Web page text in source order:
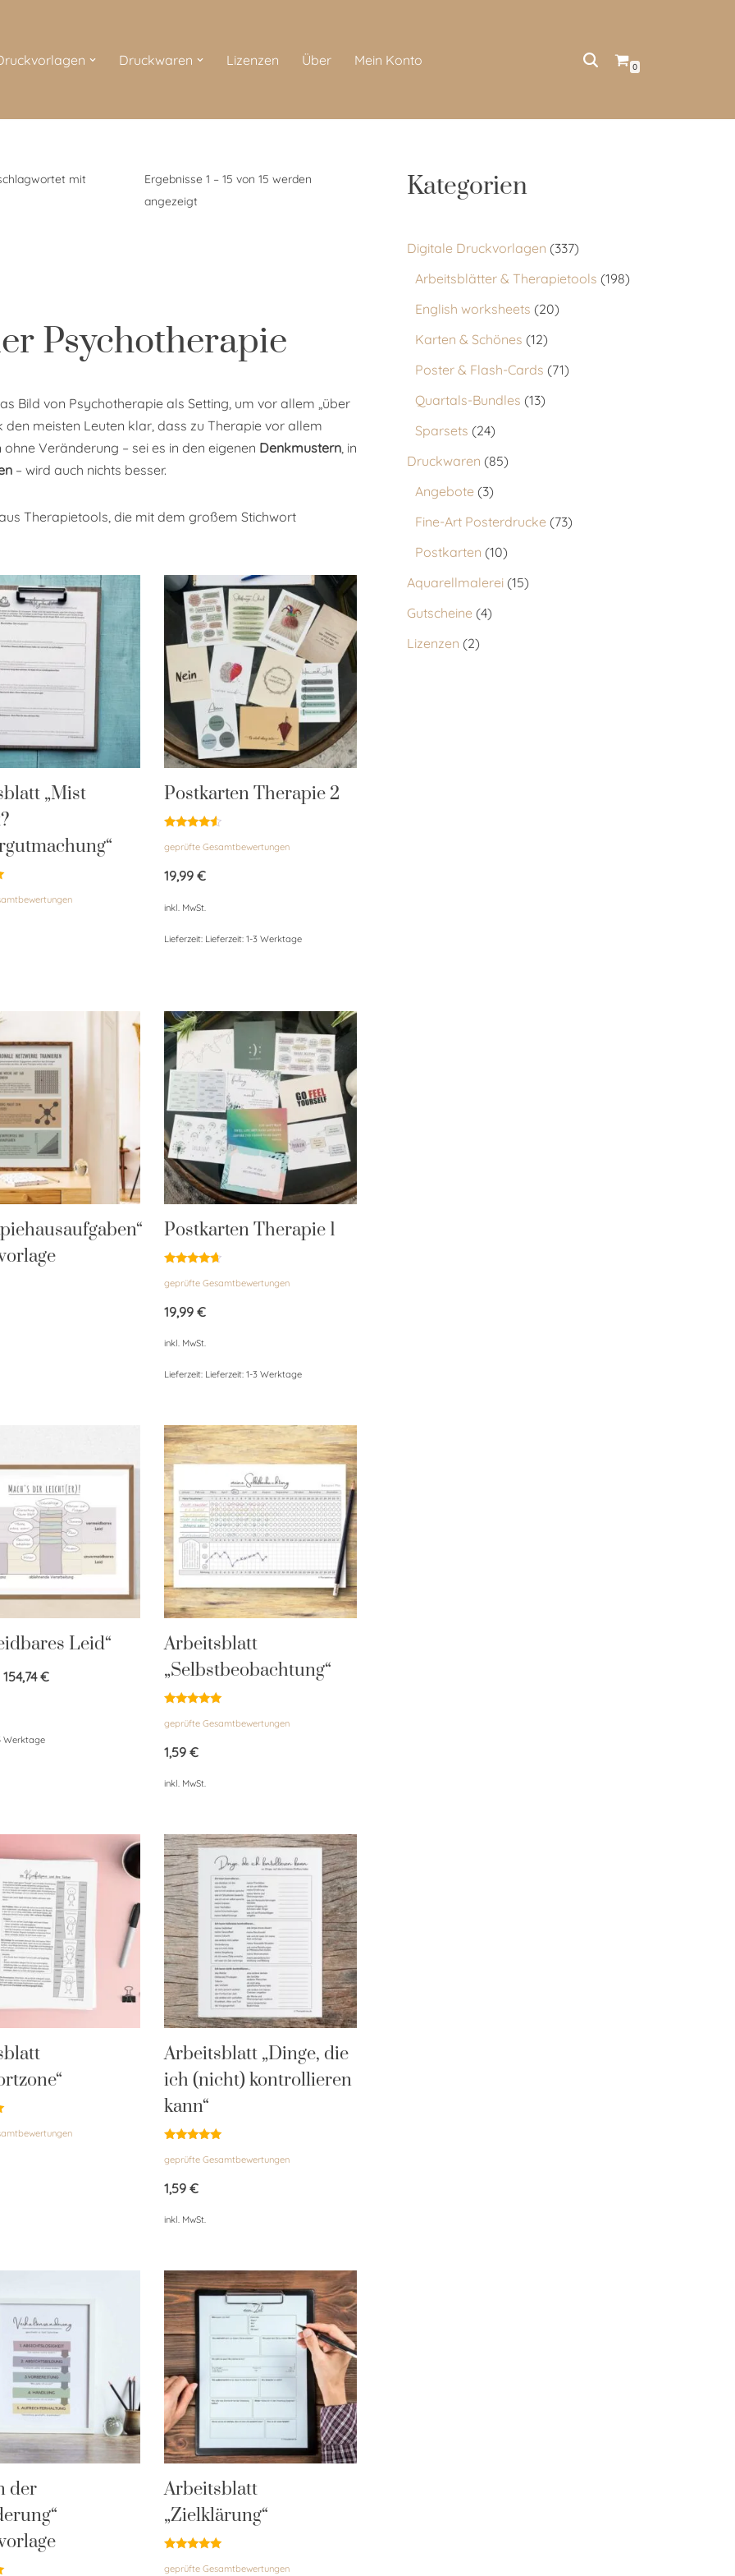
Druckwaren Lizenzen Über Mein Konto 0
mit
Ergebnisse 1 – 15 von 15 werden
angezeigt
Psychotherapie
Bild von Psychotherapie als Setting, um vor allem „über
den meisten Leuten klar, dass zu Therapie vor allem
Veränderung – sei es in den eigenen Denkmustern, in
– wird auch nichts besser.
Therapietools, die mit dem großem Stichwort
„Mist
Postkarten Therapie 2
mit
von 5
geprüfte Gesamtbewertungen
19,99 €
inkl. MwSt.
Lieferzeit: Lieferzeit: 1-3 Werktage
Postkarten Therapie 1
mit
von 5
geprüfte Gesamtbewertungen
19,99 €
inkl. MwSt.
Lieferzeit: Lieferzeit: 1-3 Werktage
Leid“
154,74€
Werktage
Arbeitsblatt
„Selbstbeobachtung“
mit
von 5
geprüfte Gesamtbewertungen
1,59 €
inkl. MwSt.
Arbeitsblatt „Dinge, die
ich (nicht) kontrollieren
kann“
mit
von 5
geprüfte Gesamtbewertungen
1,59 €
inkl. MwSt.
der
Arbeitsblatt
„Zielklärung“
mit
geprüfte Gesamtbewertungen
Kategorien
Digitale Druckvorlagen 337
Arbeitsblätter & Therapietools 198
English worksheets 20
Karten & Schönes 12
Poster & Flash-Cards 71
Quartals-Bundles 13
Sparsets 24
Druckwaren 85
Angebote 3
Fine-Art Posterdrucke 73
Postkarten 10
Aquarellmalerei 15
Gutscheine 4
Lizenzen 2